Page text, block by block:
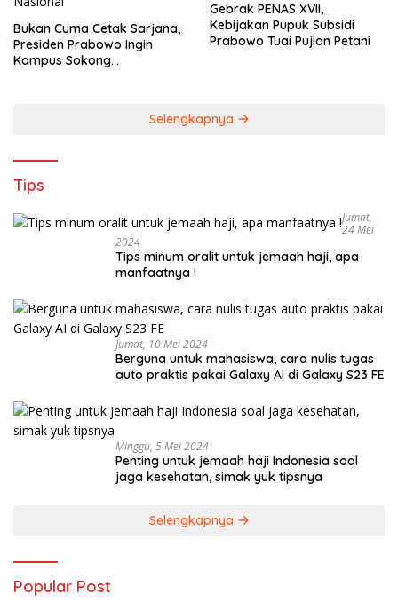
Bukan Cuma Cetak Sarjana,
Presiden Prabowo Ingin
Kampus Sokong
Gebrak PENAS XVII,
Kebijakan Pupuk Subsidi
Prabowo Tuai Pujian Petani
Selengkapnya
Tips
Jumat,
24 Mei
2024
Tips minum oralit untuk jemaah haji, apa
manfaatnya !
Jumat, 10 Mei 2024
Berguna untuk mahasiswa, cara nulis tugas
auto praktis pakai Galaxy AI di Galaxy S23 FE
Minggu, 5 Mei 2024
Penting untuk jemaah haji Indonesia soal
jaga kesehatan, simak yuk tipsnya
Selengkapnya
Popular Post